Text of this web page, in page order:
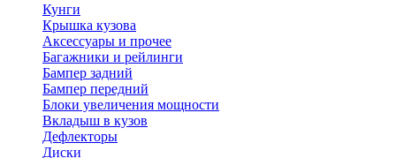
Кунги
Крышка кузова
Аксессуары и прочее
Багажники и рейлинги
Бампер задний
Бампер передний
Блоки увеличения мощности
Вкладыш в кузов
Дефлекторы
Диски